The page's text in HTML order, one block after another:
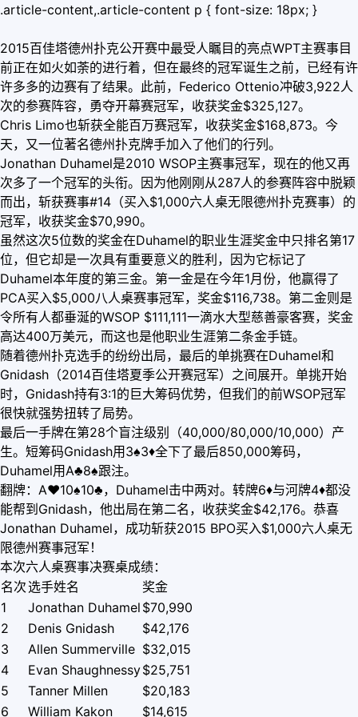
.article-content,.article-content p { font-size: 18px; }
2015百佳塔德州扑克公开赛中最受人瞩目的亮点WPT主赛事目
前正在如火如荼的进行着，但在最终的冠军诞生之前，已经有许
许多多的边赛有了结果。此前，Federico Ottenio冲破3,922人
次的参赛阵容，勇夺开幕赛冠军，收获奖金$325,127。
Chris Limo也斩获全能百万赛冠军，收获奖金$168,873。今
天，又一位著名德州扑克牌手加入了他们的行列。
Jonathan Duhamel是2010 WSOP主赛事冠军，现在的他又再
次多了一个冠军的头衔。因为他刚刚从287人的参赛阵容中脱颖
而出，斩获赛事#14（买入$1,000六人桌无限德州扑克赛事）的
冠军，收获奖金$70,990。
虽然这次5位数的奖金在Duhamel的职业生涯奖金中只排名第17
位，但它却是一次具有重要意义的胜利，因为它标记了
Duhamel本年度的第三金。第一金是在今年1月份，他赢得了
PCA买入$5,000八人桌赛事冠军，奖金$116,738。第二金则是
令所有人都垂涎的WSOP $111,111一滴水大型慈善豪客赛，奖金
高达400万美元，而这也是他职业生涯第二条金手链。
随着德州扑克选手的纷纷出局，最后的单挑赛在Duhamel和
Gnidash（2014百佳塔夏季公开赛冠军）之间展开。单挑开始
时，Gnidash持有3:1的巨大筹码优势，但我们的前WSOP冠军
很快就强势扭转了局势。
最后一手牌在第28个盲注级别（40,000/80,000/10,000）产
生。短筹码Gnidash用3♠3♦全下了最后850,000筹码，
Duhamel用A♣8♠跟注。
翻牌：A♥10♠10♣，Duhamel击中两对。转牌6♦与河牌4♦都没
能帮到Gnidash，他出局在第二名，收获奖金$42,176。恭喜
Jonathan Duhamel，成功斩获2015 BPO买入$1,000六人桌无
限德州赛事冠军！
本次六人桌赛事决赛桌成绩：
名次选手姓名
奖金
1
Jonathan Duhamel $70,990
2
Denis Gnidash
$42,176
3
Allen Summerville $32,015
4
Evan Shaughnessy$25,751
5
Tanner Millen
$20,183
6
William Kakon $14,615